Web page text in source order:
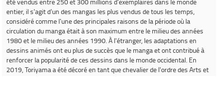
entier, il s'agit d'un des mangas les plus vendus de tous les temps,
considéré comme l'une des principales raisons de la période où la
circulation du manga était à son maximum entre le milieu des années
1980 et le milieu des années 1990. À l'étranger, les adaptations en
dessins animés ont eu plus de succès que le manga et ont contribué à
renforcer la popularité de ces dessins dans le monde occidental. En
2019, Toriyama a été décoré en tant que chevalier de l'ordre des Arts et